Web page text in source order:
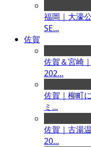
福岡｜大濠
SE...
佐賀
佐賀＆宮崎
202...
佐賀｜柳町
ミ...
佐賀｜古湯
20...